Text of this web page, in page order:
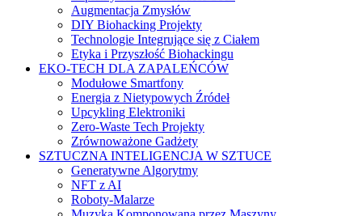
Augmentacja Zmysłów
DIY Biohacking Projekty
Technologie Integrujące się z Ciałem
Etyka i Przyszłość Biohackingu
EKO-TECH DLA ZAPALEŃCÓW
Modułowe Smartfony
Energia z Nietypowych Źródeł
Upcykling Elektroniki
Zero-Waste Tech Projekty
Zrównoważone Gadżety
SZTUCZNA INTELIGENCJA W SZTUCE
Generatywne Algorytmy
NFT z AI
Roboty-Malarze